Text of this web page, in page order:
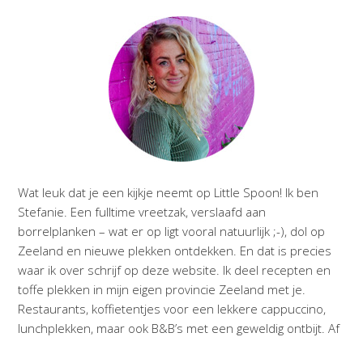
Wat leuk dat je een kijkje neemt op Little Spoon! Ik ben
Stefanie. Een fulltime vreetzak, verslaafd aan
borrelplanken – wat er op ligt vooral natuurlijk ;-), dol op
Zeeland en nieuwe plekken ontdekken. En dat is precies
waar ik over schrijf op deze website. Ik deel recepten en
toffe plekken in mijn eigen provincie Zeeland met je.
Restaurants, koffietentjes voor een lekkere cappuccino,
lunchplekken, maar ook B&B’s met een geweldig ontbijt. Af